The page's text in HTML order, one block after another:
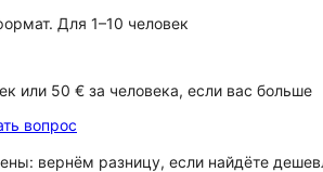
Для 1–10 человек
или 50 € за человека, если вас больше
вопрос
вернём разницу, если найдёте